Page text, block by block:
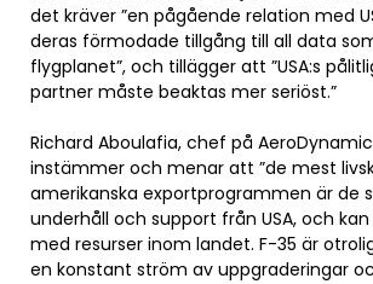
det kräver ”en pågående relation med
deras förmodade tillgång till all data
flygplanet”, och tillägger att ”USA:s
partner måste beaktas mer seriöst.”
Richard Aboulafia, chef på
instämmer och menar att ”de mest
amerikanska exportprogrammen är de
underhåll och support från USA, och
med resurser inom landet. F-35 är
en konstant ström av uppgraderingar